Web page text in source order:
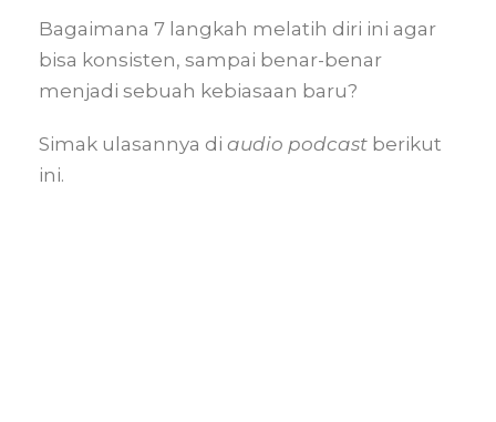
Bagaimana 7 langkah melatih diri ini agar
bisa konsisten, sampai benar-benar
menjadi sebuah kebiasaan baru?
Simak ulasannya di audio podcast berikut
ini.